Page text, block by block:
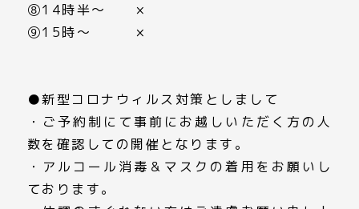
⑧14時半～ ×
⑨15時～ ×
●新型コロナウィルス対策としまして
・ご予約制にて事前にお越しいただく方の人
数を確認しての開催となります。
・アルコール消毒＆マスクの着用をお願いし
ております。